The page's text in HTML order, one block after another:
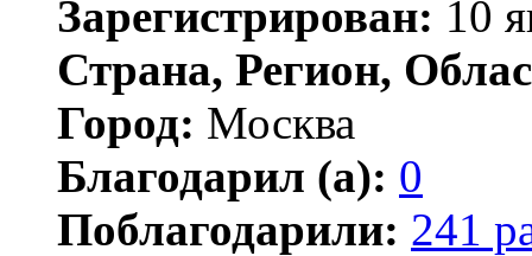
Зарегистрирован: 10
Страна, Регион,
Город: Москва
Благодарил (а): 0
Поблагодарили: 241